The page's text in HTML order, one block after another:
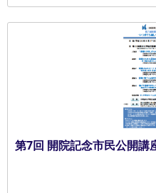
第7回 開院記念市民公開講